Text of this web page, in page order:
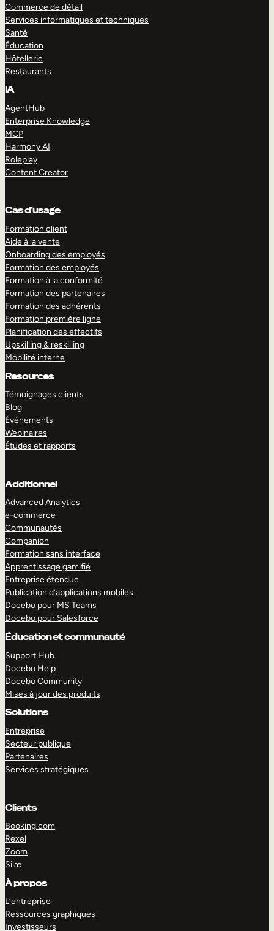
Commerce de détail
Services informatiques et techniques
Santé
Éducation
Hôtellerie
Restaurants
IA
AgentHub
Enterprise Knowledge
MCP
Harmony AI
Roleplay
Content Creator
Cas d’usage
Formation client
Aide à la vente
Onboarding des employés
Formation des employés
Formation à la conformité
Formation des partenaires
Formation des adhérents
Formation première ligne
Planification des effectifs
Upskilling & reskilling
Mobilité interne
Resources
Témoignages clients
Blog
Événements
Webinaires
Études et rapports
Additionnel
Advanced Analytics
e-commerce
Communautés
Companion
Formation sans interface
Apprentissage gamifié
Entreprise étendue
Publication d’applications mobiles
Docebo pour MS Teams
Docebo pour Salesforce
Éducation et communauté
Support Hub
Docebo Help
Docebo Community
Mises à jour des produits
Solutions
Entreprise
Secteur publique
Partenaires
Services stratégiques
Clients
Booking.com
Rexel
Zoom
Silæ
À propos
L’entreprise
Ressources graphiques
Investisseurs